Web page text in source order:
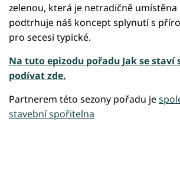
zelenou, která je netradičně umístěna
podtrhuje náš koncept splynutí s
pro secesi typické.
Na tuto epizodu pořadu Jak se staví
podívat zde.
Partnerem této sezony pořadu je
stavební spořitelna